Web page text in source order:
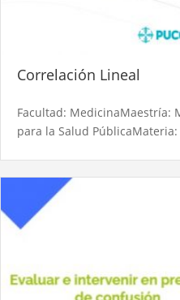
Correlación Lineal
Facultad: MedicinaMaestría:
para la Salud